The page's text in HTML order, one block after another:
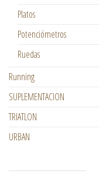
Platos
Potenciómetros
Ruedas
Running
SUPLEMENTACION
TRIATLON
URBAN